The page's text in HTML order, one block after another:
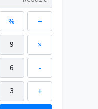
% ÷
9 ×
6 -
3 +